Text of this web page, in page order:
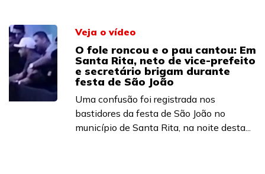
Veja o vídeo
O fole roncou e o pau cantou: Em
Santa Rita, neto de vice-prefeito
e secretário brigam durante
festa de São João
Uma confusão foi registrada nos
bastidores da festa de São João no
município de Santa Rita, na noite desta...